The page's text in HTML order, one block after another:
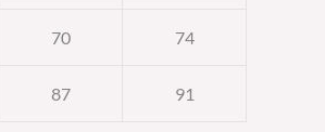
70 74
87 91